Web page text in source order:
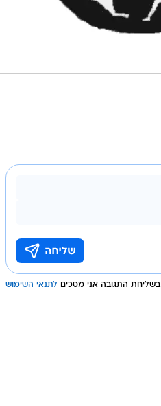
בשליחת התגובה אני מסכים לתנאי השימוש